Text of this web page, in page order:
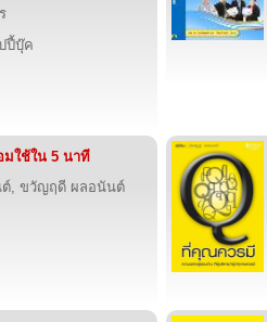
ปี้บุ๊ค
ใช้ใน 5 นาที
, ขวัญฤดี ผลอนันต์